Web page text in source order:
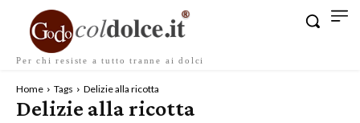
Per chi resiste a tutto tranne ai dolci
Home Tags Delizie alla ricotta
Delizie alla ricotta